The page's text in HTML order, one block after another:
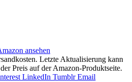
ansehen
Letzte Aktualisierung kann
Preis auf der Amazon-Produktseite.
LinkedIn Tumblr Email